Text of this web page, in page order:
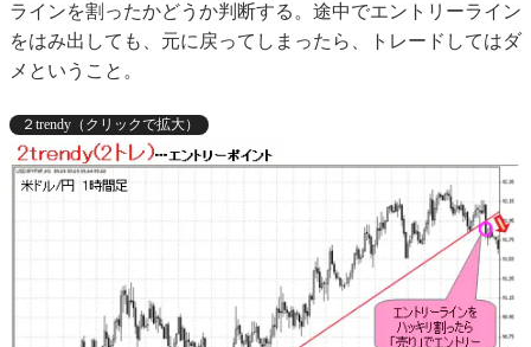
ラインを割ったかどうか判断する。途中でエントリーライン
をはみ出しても、元に戻ってしまったら、トレードしてはダ
メということ。
２trendy（クリックで拡大）